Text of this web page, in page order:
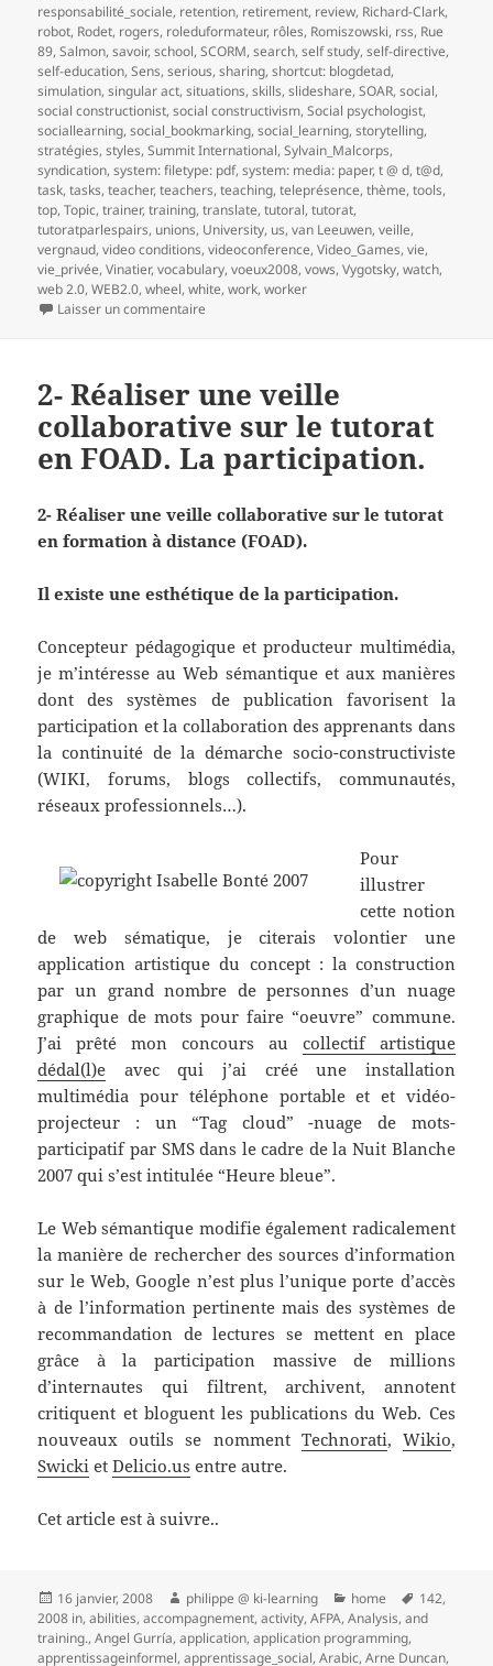
responsabilité_sociale, retention, retirement, review, Richard-Clark,
robot, Rodet, rogers, roleduformateur, rôles, Romiszowski, rss, Rue
89,Salmon,savoir,school,SCORM,search,self study,self-directive,
self-education,Sens,serious,sharing,shortcut: blogdetad,
simulation,singular act,situations,skills,slideshare,SOAR,social,
social constructionist,social constructivism,Social psychologist,
sociallearning,social_bookmarking,social_learning,storytelling,
stratégies,styles,Summit International,Sylvain_Malcorps,
syndication,system: filetype: pdf,system: media: paper,t @ d,t@d,
task,tasks,teacher,teachers,teaching,teleprésence,thème,tools,
top,Topic,trainer,training,translate,tutoral,tutorat,
tutoratparlespairs, unions, University, us,van Leeuwen,veille,
vergnaud,video conditions,videoconference,Video_Games,vie,
vie_privée,Vinatier,vocabulary,voeux2008,vows,Vygotsky,watch,
web 2.0,WEB2.0,wheel,white,work,worker
Laisser un commentaire
2- Réaliser une veille
collaborative sur le tutorat
en FOAD. La participation.
2- Réaliser une veille collaborative sur le tutorat
en formation à distance (FOAD).
Il existe une esthétique de la participation.
Concepteur pédagogique et producteur multimédia,
je m’intéresse au Web sémantique et aux manières
dont des systèmes de publication favorisent la
participation et la collaboration des apprenants dans
la continuité de la démarche socio-constructiviste
(WIKI, forums, blogs collectifs, communautés,
réseaux professionnels…).
Pour
illustrer
cette notion
de web sématique, je citerais volontier une
application artistique du concept : la construction
par un grand nombre de personnes d’un nuage
graphique de mots pour faire “oeuvre” commune.
J’ai prêté mon concours au collectif artistique
dédal(l)e avec qui j’ai créé une installation
multimédia pour téléphone portable et et vidéo-
projecteur : un “Tag cloud” -nuage de mots-
participatif par SMS dans le cadre de la Nuit Blanche
2007 qui s’est intitulée “Heure bleue”.
Le Web sémantique modifie également radicalement
la manière de rechercher des sources d’information
sur le Web, Google n’est plus l’unique porte d’accès
à de l’information pertinente mais des systèmes de
recommandation de lectures se mettent en place
grâce à la participation massive de millions
d’internautes qui filtrent, archivent, annotent
critiquent et bloguent les publications du Web. Ces
nouveaux outils se nomment Technorati, Wikio,
Swicki etDelicio.us entre autre.
Cet article est à suivre..
Publié
le
16 janvier, 2008 Auteur
philippe @ ki-learning Catégories
home
Mots-
clés
142,
2008 in,abilities,accompagnement,activity,AFPA,Analysis,and
training.,Angel Gurría,application,application programming,
apprentissageinformel,apprentissage_social,Arabic,Arne Duncan,